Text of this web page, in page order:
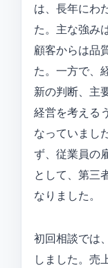
は、長年にわ
た。主な強み
顧客からは品
た。一方で、
新の判断、主
経営を考える
なっていまし
ず、従業員の
として、第三
なりました。
初回相談では
しました。売